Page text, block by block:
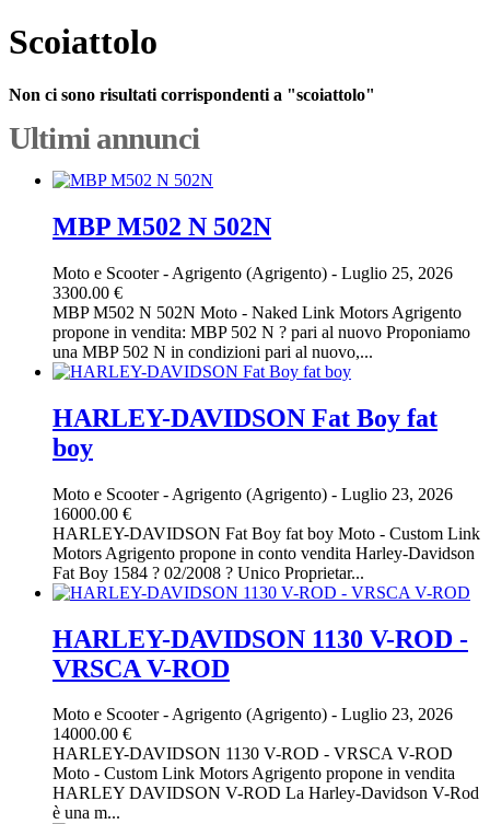
Scoiattolo
Non ci sono risultati corrispondenti a "scoiattolo"
Ultimi annunci
MBP M502 N 502N
Moto e Scooter- Agrigento (Agrigento) - Luglio 25, 2026
3300.00 €
MBP M502 N 502N Moto - Naked Link Motors Agrigento
propone in vendita: MBP 502 N ? pari al nuovo Proponiamo
una MBP 502 N in condizioni pari al nuovo,...
HARLEY-DAVIDSON Fat Boy fat
boy
Moto e Scooter- Agrigento (Agrigento) - Luglio 23, 2026
16000.00 €
HARLEY-DAVIDSON Fat Boy fat boy Moto - Custom Link
Motors Agrigento propone in conto vendita Harley-Davidson
Fat Boy 1584 ? 02/2008 ? Unico Proprietar...
HARLEY-DAVIDSON 1130 V-ROD -
VRSCA V-ROD
Moto e Scooter-Agrigento (Agrigento) - Luglio 23, 2026
14000.00 €
HARLEY-DAVIDSON 1130 V-ROD - VRSCA V-ROD
Moto - Custom Link Motors Agrigento propone in vendita
HARLEY DAVIDSON V-ROD La Harley-Davidson V-Rod
è una m...